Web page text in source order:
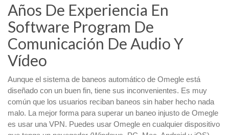
Años De Experiencia En
Software Program De
Comunicación De Audio Y
Vídeo
Aunque el sistema de baneos automático de Omegle está
diseñado con un buen fin, tiene sus inconvenientes. Es muy
común que los usuarios reciban baneos sin haber hecho nada
malo. La mejor forma para superar un baneo injusto de Omegle
es usar una VPN. Puedes usar Omegle en cualquier dispositivo